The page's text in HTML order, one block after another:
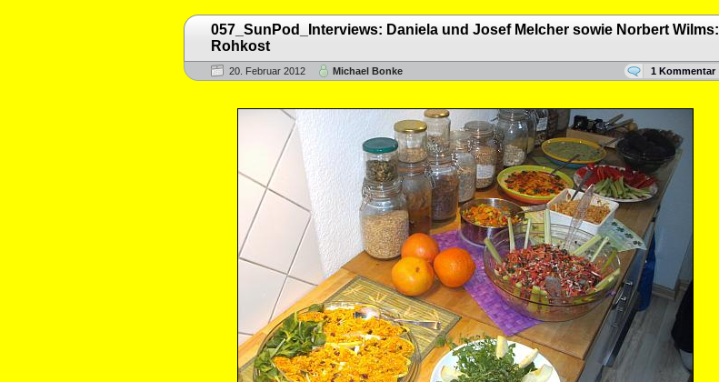
057_SunPod_Interviews: Daniela und Josef Melcher sowie Norbert Wilms:
Rohkost
20. Februar 2012 Michael Bonke 1 Kommentar